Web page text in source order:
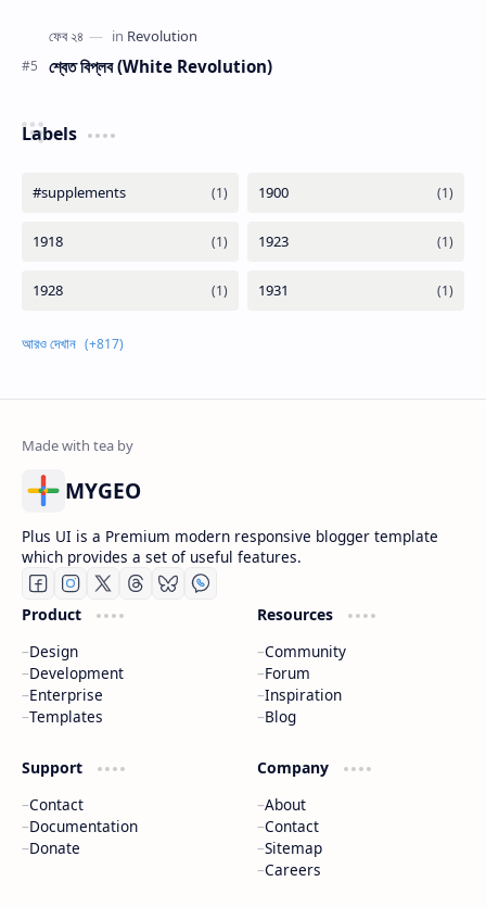
শ্বেত বিপ্লব (White Revolution)
Labels
MYGEO
Plus UI is a Premium modern responsive blogger template
which provides a set of useful features.
Product
Design
Development
Enterprise
Templates
Resources
Community
Forum
Inspiration
Blog
Support
Contact
Documentation
Donate
Company
About
Contact
Sitemap
Careers